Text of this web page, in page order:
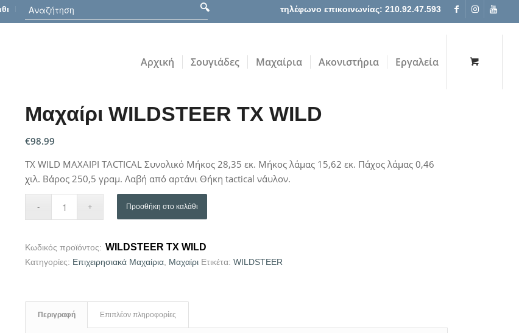
τηλέφωνο επικοινωνίας: 210.92.47.593
Αρχική Σουγιάδες Μαχαίρια Ακονιστήρια Εργαλεία
Μαχαίρι WILDSTEER TX WILD
€98.99
TX WILD ΜΑΧΑΙΡΙ TACTICAL Συνολικό Μήκος 28,35 εκ. Μήκος λάμας 15,62 εκ. Πάχος λάμας 0,46
χιλ. Βάρος 250,5 γραμ. Λαβή από αρτάνι Θήκη tactical νάυλον.
Προσθήκη στο καλάθι
Κωδικός προϊόντος: WILDSTEER TX WILD
Κατηγορίες: Επιχειρησιακά Μαχαίρια Μαχαίρι Ετικέτα:WILDSTEER
Περιγραφή Επιπλέον πληροφορίες